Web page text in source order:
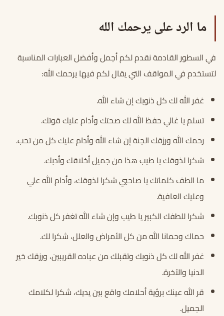
ما الرد على يرحمك الله
في السطور القادمة نقدم لكم أجمل وأفضل العبارات المناسبة
لتستخدم في المواقف التي يقال لكم فيها يرحمك الله:
غفر الله لك كل ذنوبك إن شاء الله.
تسلم يا غالي حفظ الله لك صحتك وأدام عليك قوتك.
رحمك الله ورزقك الجنة إن شاء الله وأدام عليك كل من تحب.
شكرا لذوقك يا طيب هذا من جميل أخلاقك وأدبك.
ما الطف كلماتك يا صاحبي شكرا لذوقك، وأدام الله علي
وعليك العافية.
شكرا للطفك الكبير يا طيب وإن شاء الله تغفر كل ذنوبك.
حماك وحمانا الله من كل الأمراض والعلل، شكرا لك.
غفر الله لك كل ذنوبك وتقبلك من عباده القريبين، ورزقك خير
الدنيا والآخرة.
قر الله عينك برؤية أحلامك واقع بين يديك، شكرا لكلامك
الجميل.